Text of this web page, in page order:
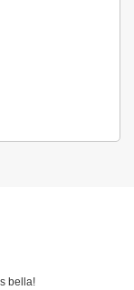
bella!